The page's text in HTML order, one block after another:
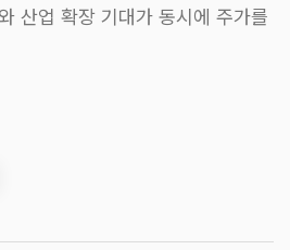
산업 확장 기대가 동시에 주가를